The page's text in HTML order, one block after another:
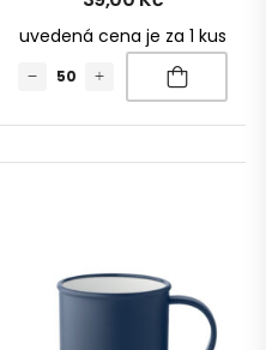
uvedená cena je za 1 kus